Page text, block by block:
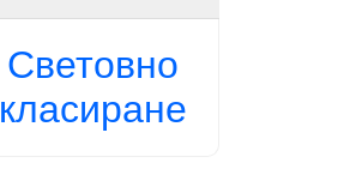
Световно
класиране